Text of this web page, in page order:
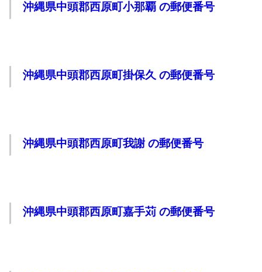
沖縄県中頭郡西原町小那覇 の郵便番号
沖縄県中頭郡西原町掛保久 の郵便番号
沖縄県中頭郡西原町我謝 の郵便番号
沖縄県中頭郡西原町嘉手苅 の郵便番号